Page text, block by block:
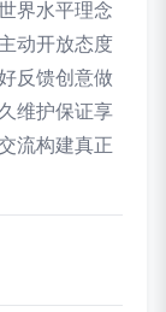
界水平理念
动开放态度
反馈创意做
维护保证享
流构建真正